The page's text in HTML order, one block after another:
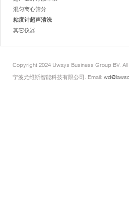
混匀离心筛分
粘度计超声清洗
其它仪器
Copyright 2024 Uways Business Group BV.
宁波尤维斯智能科技有限公司. Email: